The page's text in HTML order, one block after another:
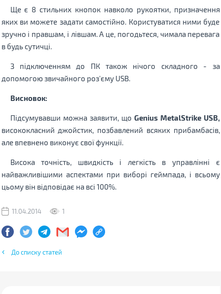
Ще є 8 стильних кнопок навколо рукоятки, призначення
яких ви можете задати самостійно. Користуватися ними буде
зручно і правшам, і лівшам. А це, погодьтеся, чимала перевага
в будь сутичці.
З підключенням до ПК також нічого складного - за
допомогою звичайного роз'єму USB.
Висновок:
Підсумувавши можна заявити, що Genius MetalStrike USB,
висококласний джойстик, позбавлений всяких прибамбасів,
але впевнено виконує свої функції.
Висока точність, швидкість і легкість в управлінні є
найважливішими аспектами при виборі геймпада, і всьому
цьому він відповідає на всі 100%.
11.04.2014 1
До списку статей